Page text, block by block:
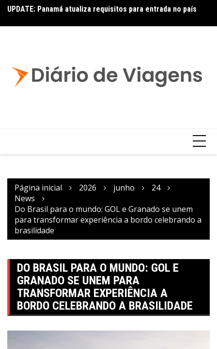
UPDATE: Panamá atualiza requisitos para entrada no país
Copa – Atualização: Política de Alterações e Reembolsos
Página inicial 2026 junho
24
News
Do Brasil para o mundo: GOL e Granado se unem
para transformar experiência a bordo celebrando a
brasilidade
DO BRASIL PARA O MUNDO: GOL E
GRANADO SE UNEM PARA
TRANSFORMAR EXPERIÊNCIA A
BORDO CELEBRANDO A BRASILIDADE